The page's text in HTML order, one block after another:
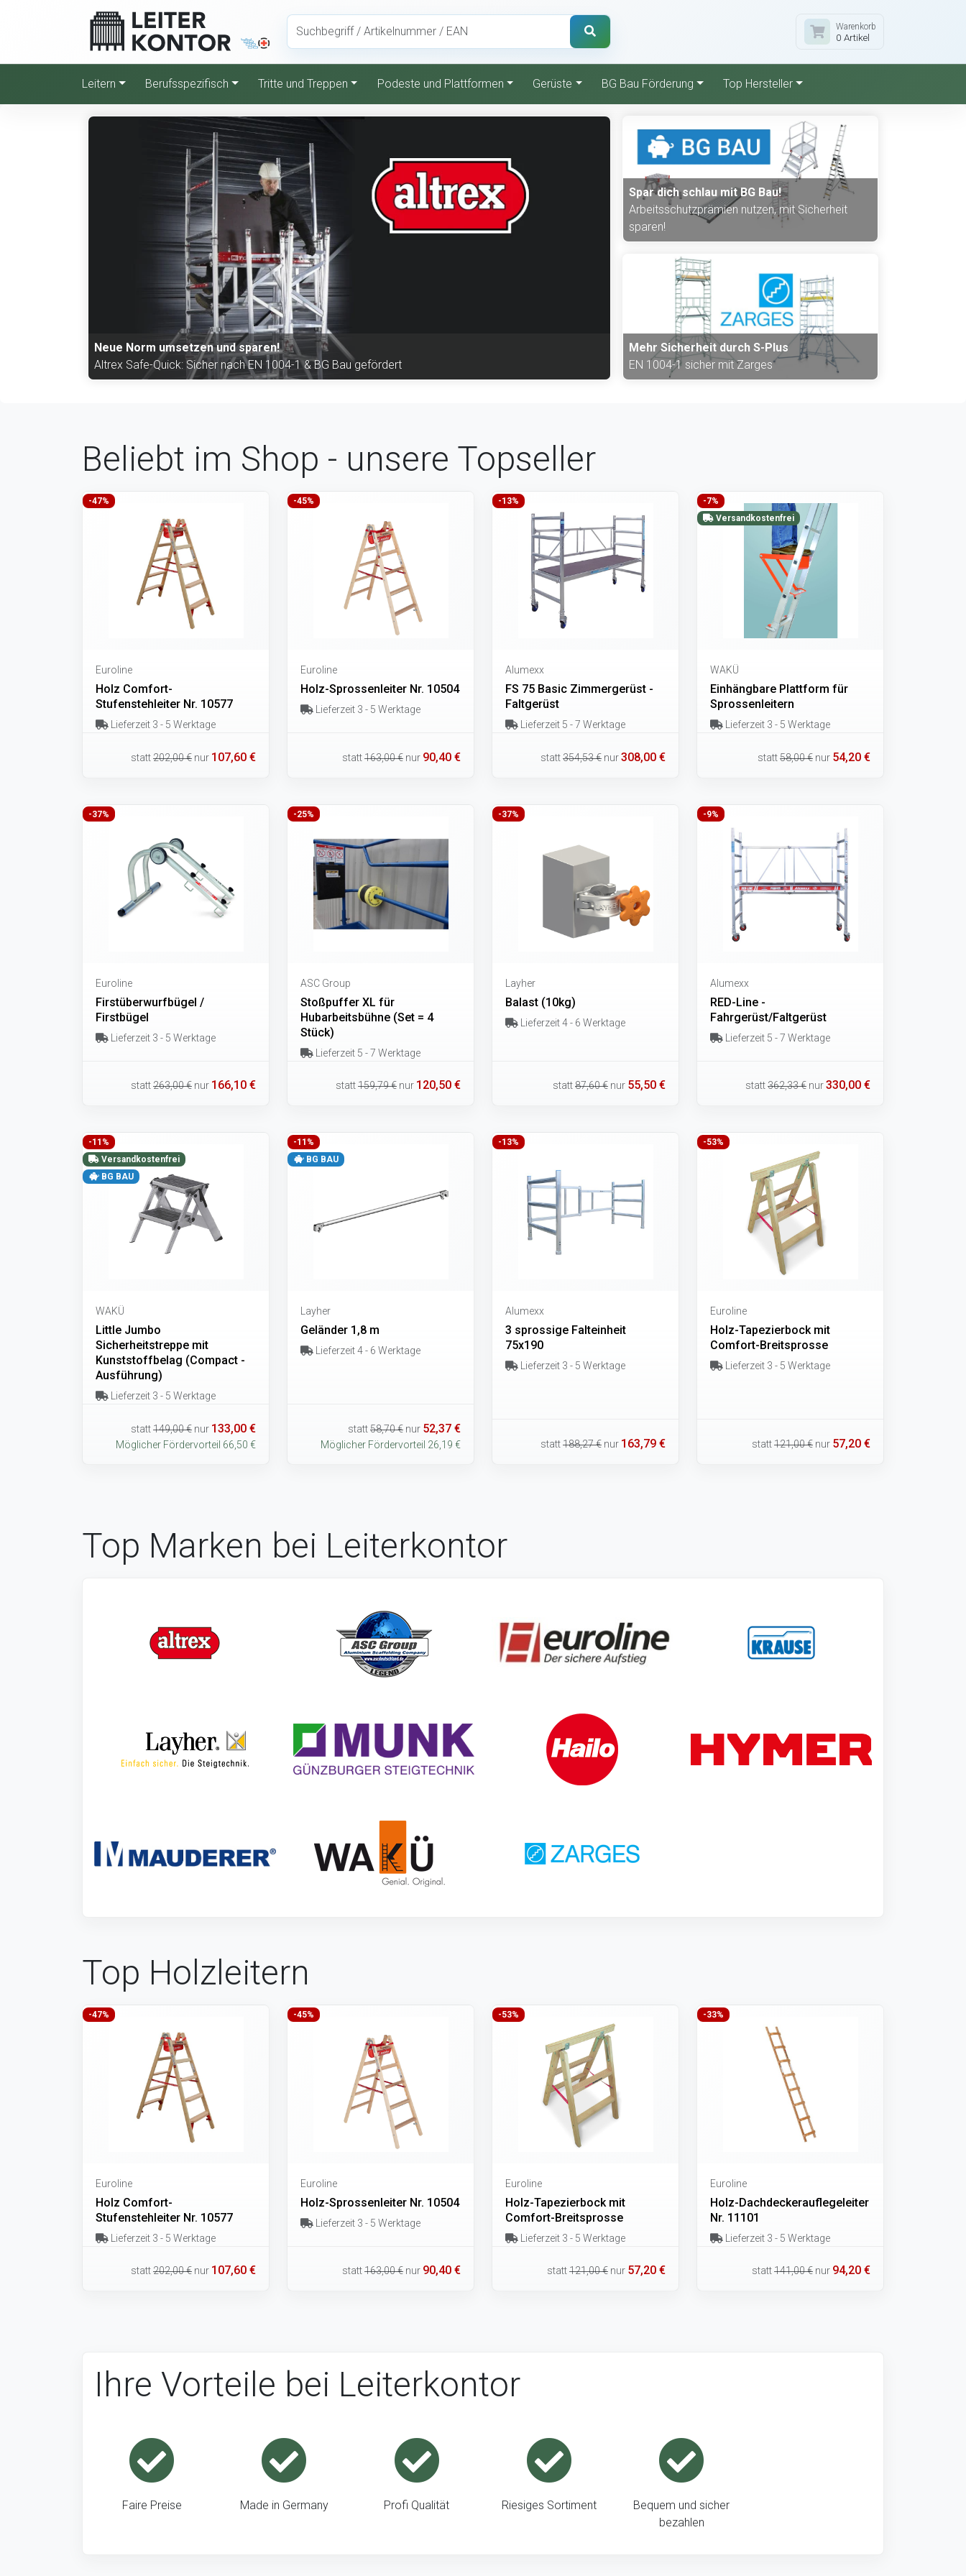
Warenkorb
0 Artikel
Leitern Berufsspezifisch Tritte und Treppen Podeste und Plattformen Gerüste BG Bau Förderung Top Hersteller
Neue Norm umsetzen und sparen!
Altrex Safe-Quick: Sicher nach EN 1004-1 & BG Bau gefördert
Spar dich schlau mit BG Bau!
Arbeitsschutzprämien nutzen, mit Sicherheit
sparen!
Mehr Sicherheit durch S-Plus
EN 1004-1 sicher mit Zarges
Beliebt im Shop - unsere Topseller
-47%
Euroline
Holz Comfort-
Stufenstehleiter Nr. 10577
Lieferzeit 3 - 5 Werktage
statt202,00 € nur 107,60 €
-45%
Euroline
Holz-Sprossenleiter Nr. 10504
Lieferzeit 3 - 5 Werktage
statt163,00 € nur 90,40 €
-13%
Alumexx
FS 75 Basic Zimmergerüst -
Faltgerüst
Lieferzeit 5 - 7 Werktage
statt354,53 € nur308,00 €
-7%
Versandkostenfrei
WAKÜ
Einhängbare Plattform für
Sprossenleitern
Lieferzeit 3 - 5 Werktage
statt58,00 € nur 54,20 €
-37%
Euroline
Firstüberwurfbügel /
Firstbügel
Lieferzeit 3 - 5 Werktage
statt263,00 € nur 166,10 €
-25%
ASC Group
Stoßpuffer XL für
Hubarbeitsbühne (Set = 4
Stück)
Lieferzeit 5 - 7 Werktage
statt159,79 € nur 120,50 €
-37%
Layher
Balast (10kg)
Lieferzeit 4 - 6 Werktage
statt87,60 € nur 55,50 €
-9%
Alumexx
RED-Line -
Fahrgerüst/Faltgerüst
Lieferzeit 5 - 7 Werktage
statt362,33 € nur330,00 €
-11%
Versandkostenfrei
BG BAU
WAKÜ
Little Jumbo
Sicherheitstreppe mit
Kunststoffbelag (Compact -
Ausführung)
Lieferzeit 3 - 5 Werktage
statt149,00 € nur 133,00 €
Möglicher Fördervorteil 66,50 €
-11%
BG BAU
Layher
Geländer 1,8 m
Lieferzeit 4 - 6 Werktage
statt58,70 € nur 52,37 €
Möglicher Fördervorteil 26,19 €
-13%
Alumexx
3 sprossige Falteinheit
75x190
Lieferzeit 3 - 5 Werktage
statt188,27 € nur 163,79 €
-53%
Euroline
Holz-Tapezierbock mit
Comfort-Breitsprosse
Lieferzeit 3 - 5 Werktage
statt121,00 € nur 57,20 €
Top Marken bei Leiterkontor
Top Holzleitern
-47%
Euroline
Holz Comfort-
Stufenstehleiter Nr. 10577
Lieferzeit 3 - 5 Werktage
statt202,00 € nur 107,60 €
-45%
Euroline
Holz-Sprossenleiter Nr. 10504
Lieferzeit 3 - 5 Werktage
statt163,00 € nur 90,40 €
-53%
Euroline
Holz-Tapezierbock mit
Comfort-Breitsprosse
Lieferzeit 3 - 5 Werktage
statt121,00 € nur 57,20 €
-33%
Euroline
Holz-Dachdeckerauflegeleiter
Nr. 11101
Lieferzeit 3 - 5 Werktage
statt141,00 € nur 94,20 €
Ihre Vorteile bei Leiterkontor
Faire Preise Made in Germany Profi Qualität Riesiges Sortiment
Bequem und sicher
bezahlen